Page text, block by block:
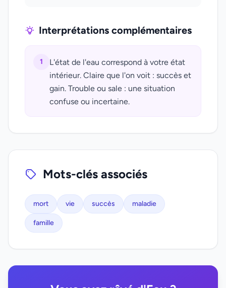
Interprétations complémentaires
1
L'état de l'eau correspond à votre état
intérieur. Claire que l'on voit : succès et
gain. Trouble ou sale : une situation
confuse ou incertaine.
Mots-clés associés
mort vie succès maladie
famille